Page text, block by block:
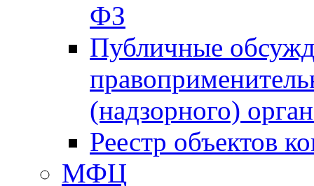
ФЗ
Публичные
(надзорного)
Реестр объектов
МФЦ